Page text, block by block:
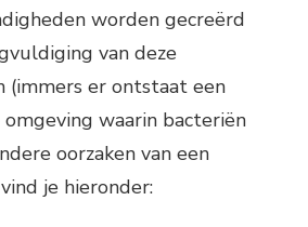
worden gecreërd
van deze
(immers er ontstaat een
waarin bacteriën
oorzaken van een
je hieronder: